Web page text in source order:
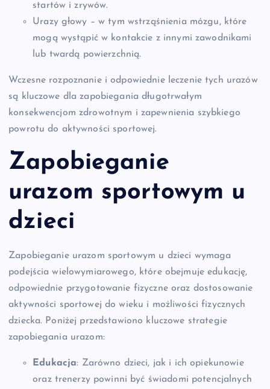
startów i zrywów.
Urazy głowy – w tym wstrząśnienia mózgu, które
mogą wystąpić w kontakcie z innymi zawodnikami
lub twardą powierzchnią.
Wczesne rozpoznanie i odpowiednie leczenie tych urazów
są kluczowe dla zapobiegania długotrwałym
konsekwencjom zdrowotnym i zapewnienia szybkiego
powrotu do aktywności sportowej.
Zapobieganie
urazom sportowym u
dzieci
Zapobieganie urazom sportowym u dzieci wymaga
podejścia wielowymiarowego, które obejmuje edukację,
odpowiednie przygotowanie fizyczne oraz dostosowanie
aktywności sportowej do wieku i możliwości fizycznych
dziecka. Poniżej przedstawiono kluczowe strategie
zapobiegania urazom:
Edukacja: Zarówno dzieci, jak i ich opiekunowie
oraz trenerzy powinni być świadomi potencjalnych